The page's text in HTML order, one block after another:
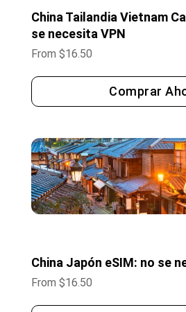
China Tailandia Vietnam
se necesita VPN
From $16.50
Comprar
China Japón eSIM: no se
From $16.50